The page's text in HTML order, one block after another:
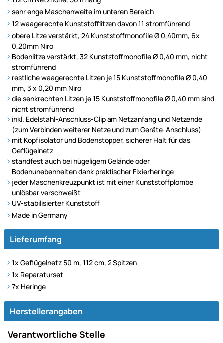
sehr enge Maschenweite im unteren Bereich
12 waagerechte Kunststofflitzen davon 11 stromführend
obere Litze verstärkt, 24 Kunststoffmonofile Ø 0,40mm, 6x
0,20mm Niro
Bodenlitze verstärkt, 32 Kunststoffmonofile Ø 0,40 mm, nicht
stromführend
restliche waagerechte Litzen je 15 Kunststoffmonofile Ø 0,40
mm, 3 x 0,20 mm Niro
die senkrechten Litzen je 15 Kunststoffmonofile Ø 0,40 mm sind
nicht stromführend
inkl. Edelstahl-Anschluss-Clip am Netzanfang und Netzende
(zum Verbinden weiterer Netze und zum Geräte-Anschluss)
mit Kopfisolator und Bodenstopper, sicherer Halt für das
Geflügelnetz
standfest auch bei hügeligem Gelände oder
Bodenunebenheiten dank praktischer Fixierheringe
jeder Maschenkreuzpunkt ist mit einer Kunststoffplombe
unlösbar verschweißt
UV-stabilisierter Kunststoff
Made in Germany
Lieferumfang
1x Geflügelnetz 50 m, 112 cm, 2 Spitzen
1x Reparaturset
7x Heringe
Herstellerangaben
Verantwortliche Stelle